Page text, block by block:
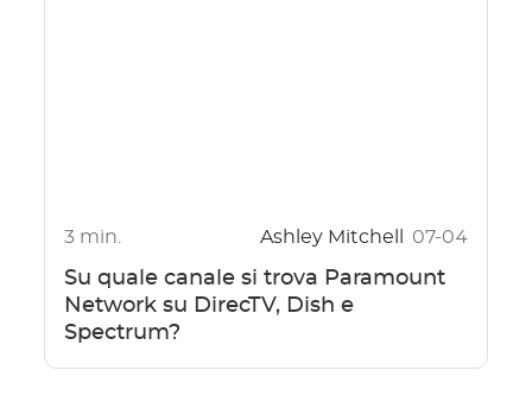
3 min. Ashley Mitchell 07-04
Su quale canale si trova Paramount
Network su DirecTV, Dish e
Spectrum?